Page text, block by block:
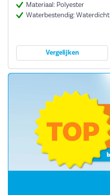
Materiaal: Polyester
Waterbestendig: Waterdicht
Vergelijken